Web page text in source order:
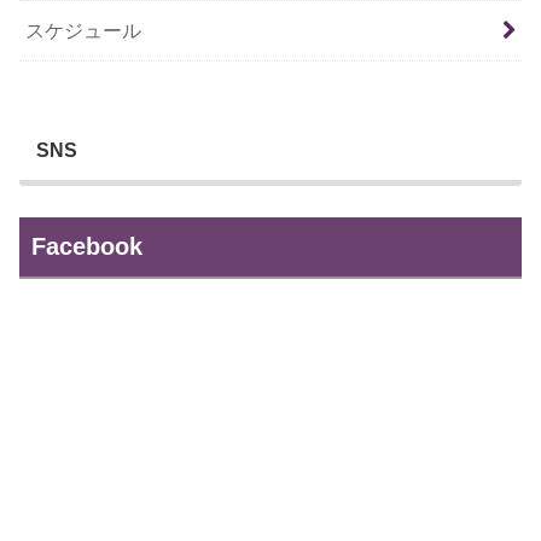
スケジュール
SNS
Facebook